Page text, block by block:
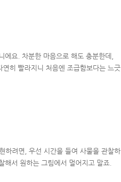
요. 차분한 마음으로 해도 충분한데,
히 빨라지니 처음엔 조급함보다는 느긋
하려면, 우선 시간을 들여 사물을 관찰하
서 원하는 그림에서 멀어지고 말죠.